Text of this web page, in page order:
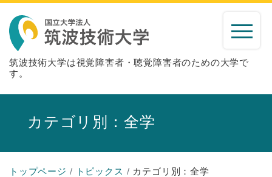
筑波技術大学は視覚障害者・聴覚障害者のための大学で
す。
カテゴリ別：全学
トップページ トピックス カテゴリ別：全学